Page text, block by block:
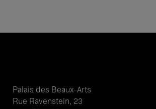
Palais des Beaux-Arts
Rue Ravenstein, 23